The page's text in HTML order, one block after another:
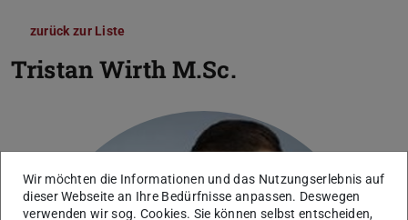
zurück zur Liste
Tristan Wirth M.Sc.
Wir möchten die Informationen und das Nutzungserlebnis auf
dieser Webseite an Ihre Bedürfnisse anpassen. Deswegen
verwenden wir sog. Cookies. Sie können selbst entscheiden,